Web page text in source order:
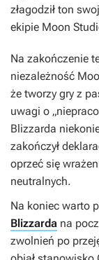
złagodził ton
ekipie Moon
Na zakończenie
niezależność
że tworzy gry z
uwagi o
Blizzarda
zakończył
oprzeć się
neutralnych.
Na koniec warto
Blizzarda na
zwolnień po